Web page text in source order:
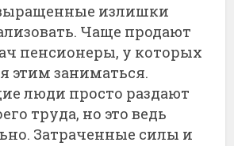
излишки
Чаще продают
пенсионеры, у которых
этим заниматься.
люди просто раздают
труда, но это ведь
Затраченные силы и